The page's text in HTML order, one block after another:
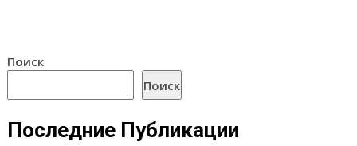
Поиск
Поиск
Последние Публикации